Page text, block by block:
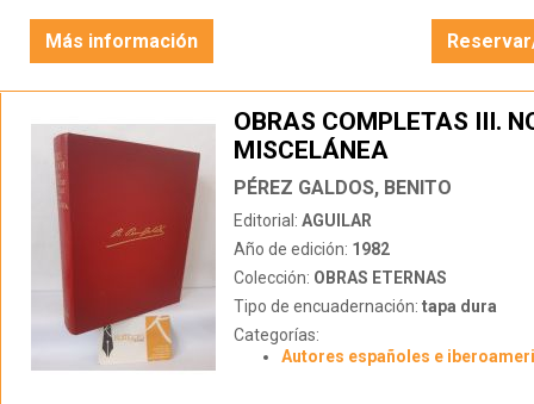
Más información
OBRAS COMPLETAS III.
MISCELÁNEA
PÉREZ GALDOS, BENITO
Editorial: AGUILAR
Año de edición: 1982
Colección: OBRAS ETERNAS
Tipo de encuadernación: tapa dura
Categorías:
Autores españoles e